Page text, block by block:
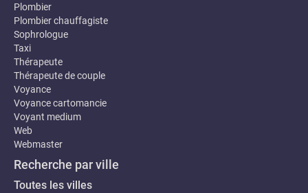
Plombier
Plombier chauffagiste
Sophrologue
Taxi
Thérapeute
Thérapeute de couple
Voyance
Voyance cartomancie
Voyant medium
Web
Webmaster
Recherche par ville
Toutes les villes